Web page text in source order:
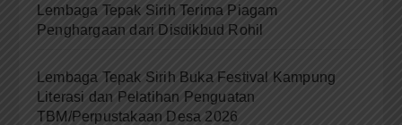
Lembaga Tepak Sirih Terima Piagam
Penghargaan dari Disdikbud Rohil
Lembaga Tepak Sirih Buka Festival Kampung
Literasi dan Pelatihan Penguatan
TBM/Perpustakaan Desa 2026